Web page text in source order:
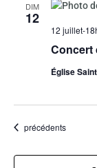
DIM
12
Concert
12 juillet-
Église
Évènements
précédents